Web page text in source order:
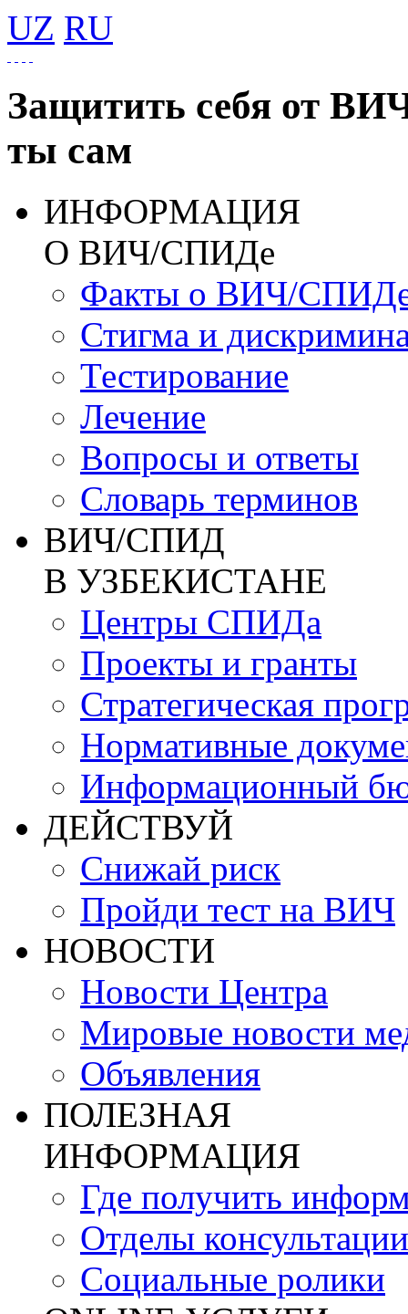
UZ RU
Защитить себя от
ты сам
ИНФОРМАЦИЯ
О ВИЧ/СПИДе
Факты о ВИЧ/
Стигма и
Тестирование
Лечение
Вопросы и ответы
Словарь терминов
ВИЧ/СПИД
В УЗБЕКИСТАНЕ
Центры СПИДа
Проекты и гранты
Стратегическая
Нормативные
Информационный
ДЕЙСТВУЙ
Снижай риск
Пройди тест на ВИЧ
НОВОСТИ
Новости Центра
Мировые новости
Объявления
ПОЛЕЗНАЯ
ИНФОРМАЦИЯ
Где получить
Отделы консультации
Социальные ролики